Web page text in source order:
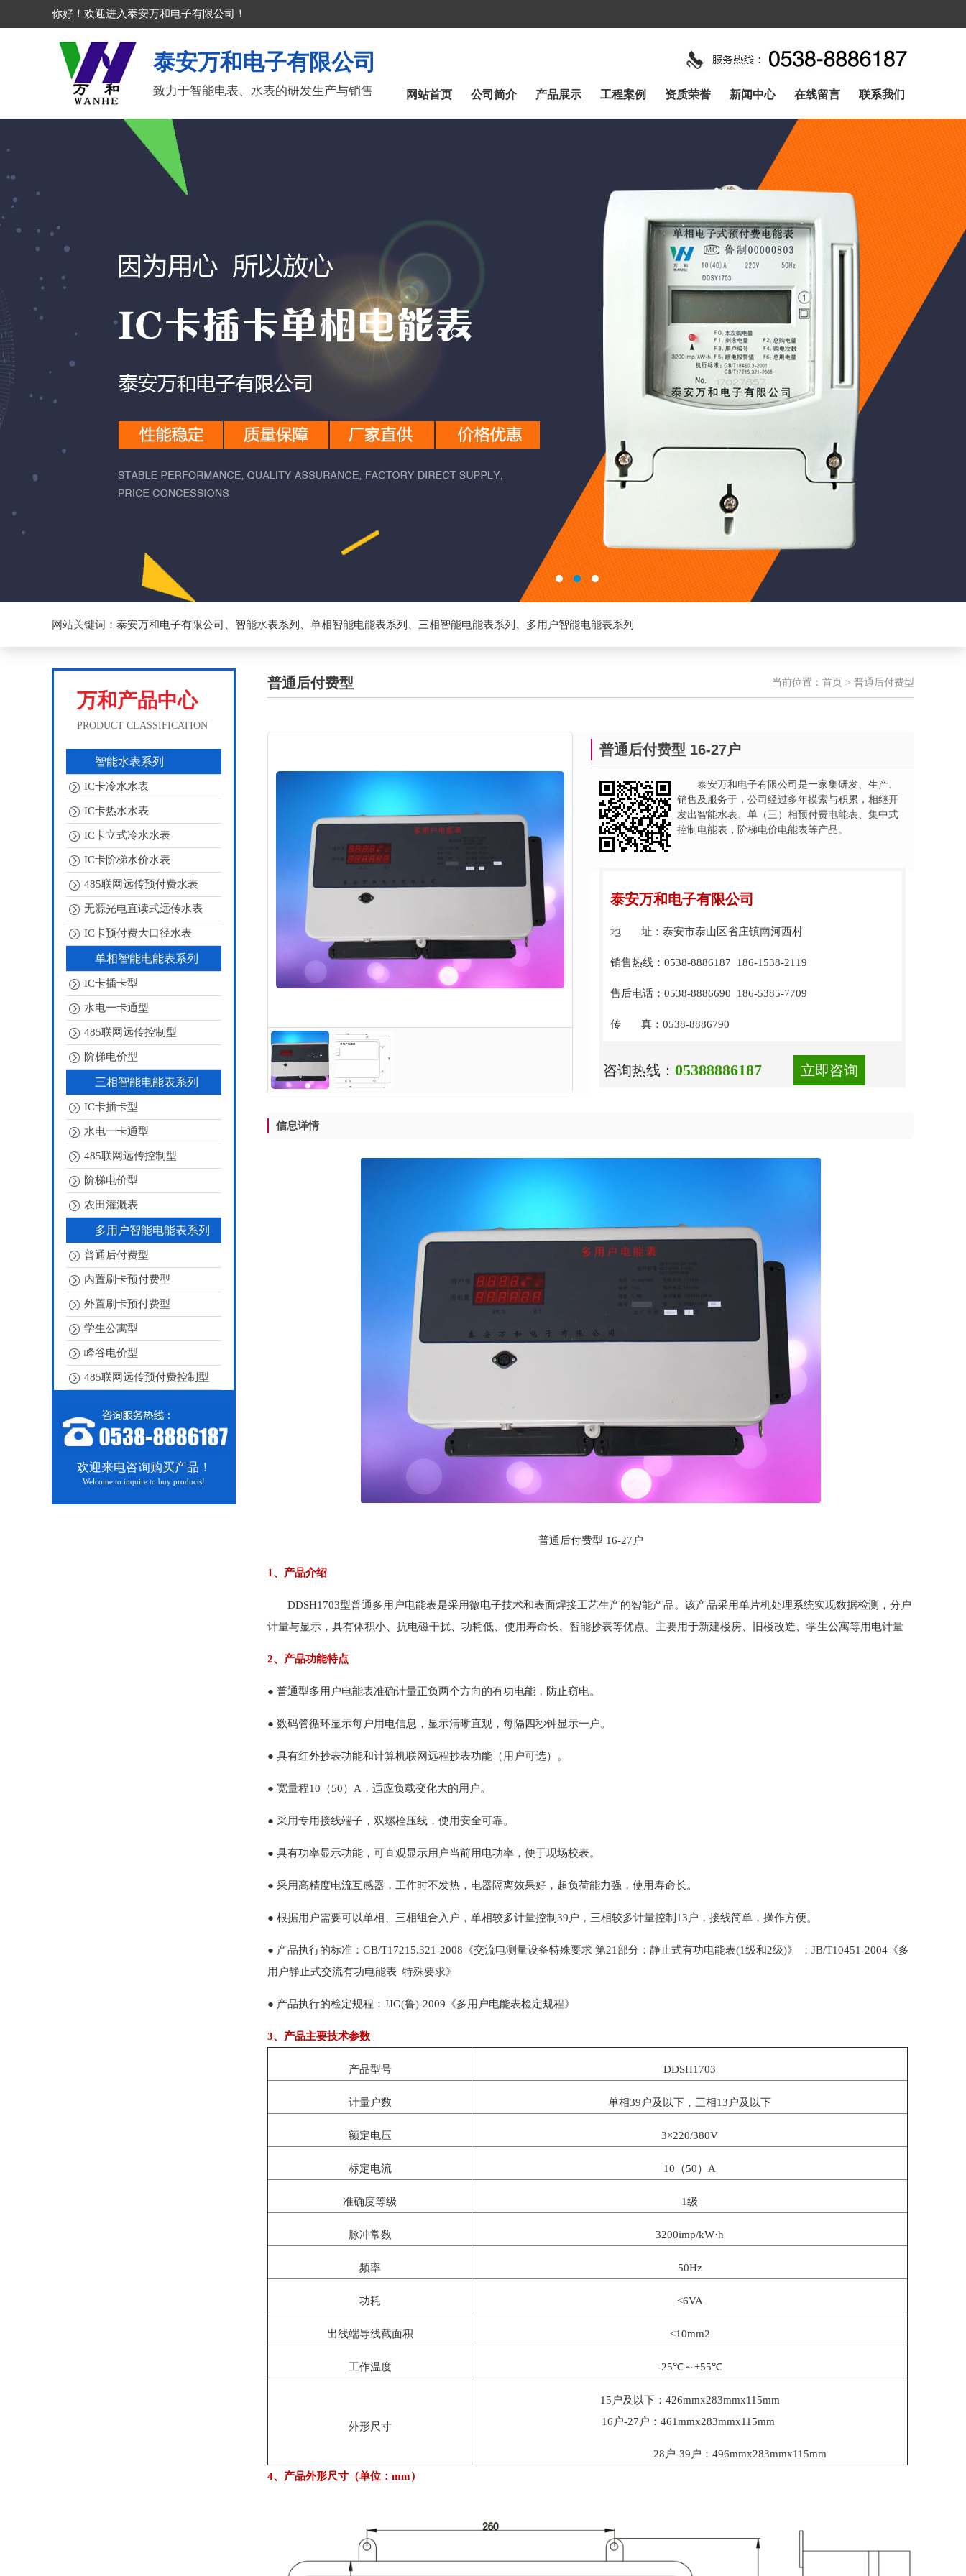
你好！欢迎进入泰安万和电子有限公司！
泰安万和电子有限公司
致力于智能电表、水表的研发生产与销售 网站首页 公司简介 产品展示 工程案例 资质荣誉 新闻中心 在线留言 联系我们
网站关键词： 泰安万和电子有限公司 智能水表系列 单相智能电能表系列 三相智能电能表系列 多用户智能电能表系列
万和产品中心
PRODUCT CLASSIFICATION
智能水表系列
IC卡冷水水表
IC卡热水水表
IC卡立式冷水水表
IC卡阶梯水价水表
485联网远传预付费水表
无源光电直读式远传水表
IC卡预付费大口径水表
单相智能电能表系列
IC卡插卡型
水电一卡通型
485联网远传控制型
阶梯电价型
三相智能电能表系列
IC卡插卡型
水电一卡通型
485联网远传控制型
阶梯电价型
农田灌溉表
多用户智能电能表系列
普通后付费型
内置刷卡预付费型
外置刷卡预付费型
学生公寓型
峰谷电价型
485联网远传预付费控制型
欢迎来电咨询购买产品！
Welcome to inquire to buy products!
普通后付费型 当前位置： 首页 > 普通后付费型
普通后付费型 16-27户
泰安万和电子有限公司是一家集研发、生产、
销售及服务于，公司经过多年摸索与积累，相继开
发出智能水表、单（三）相预付费电能表、集中式
控制电能表，阶梯电价电能表等产品。
泰安万和电子有限公司
地 址：泰安市泰山区省庄镇南河西村
销售热线：0538-8886187 186-1538-2119
售后电话：0538-8886690 186-5385-7709
传 真：0538-8886790
咨询热线： 05388886187 立即咨询
信息详情
普通后付费型 16-27户
1、产品介绍
DDSH1703型普通多用户电能表是采用微电子技术和表面焊接工艺生产的智能产品。该产品采用单片机处理系统实现数据检测，分户
计量与显示，具有体积小、抗电磁干扰、功耗低、使用寿命长、智能抄表等优点。主要用于新建楼房、旧楼改造、学生公寓等用电计量
2、产品功能特点
● 普通型多用户电能表准确计量正负两个方向的有功电能，防止窃电。
● 数码管循环显示每户用电信息，显示清晰直观，每隔四秒钟显示一户。
● 具有红外抄表功能和计算机联网远程抄表功能（用户可选）。
● 宽量程10（50）A，适应负载变化大的用户。
● 采用专用接线端子，双螺栓压线，使用安全可靠。
● 具有功率显示功能，可直观显示用户当前用电功率，便于现场校表。
● 采用高精度电流互感器，工作时不发热，电器隔离效果好，超负荷能力强，使用寿命长。
● 根据用户需要可以单相、三相组合入户，单相较多计量控制39户，三相较多计量控制13户，接线简单，操作方便。
● 产品执行的标准：GB/T17215.321-2008《交流电测量设备特殊要求 第21部分：静止式有功电能表(1级和2级)》 ；JB/T10451-2004《多
用户静止式交流有功电能表 特殊要求》
● 产品执行的检定规程：JJG(鲁)-2009《多用户电能表检定规程》
3、产品主要技术参数
产品型号 DDSH1703
计量户数 单相39户及以下，三相13户及以下
额定电压 3×220/380V
标定电流 10（50）A
准确度等级 1级
脉冲常数 3200imp/kW·h
频率 50Hz
功耗 <6VA
出线端导线截面积 ≤10mm2
工作温度 -25℃～+55℃
外形尺寸
15户及以下：426mmx283mmx115mm
16户-27户：461mmx283mmx115mm
28户-39户：496mmx283mmx115mm
4、产品外形尺寸（单位：mm）